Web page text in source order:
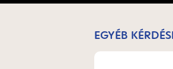
EGYÉB